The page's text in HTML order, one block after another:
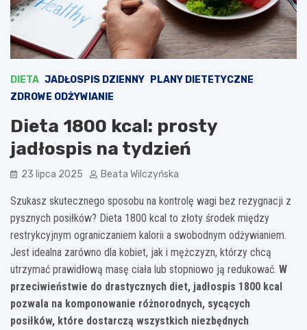
DIETA JADŁOSPIS DZIENNY
PLANY DIETETYCZNE
ZDROWE ODŻYWIANIE
Dieta 1800 kcal: prosty
jadłospis na tydzień
23 lipca 2025 Beata Wilczyńska
Szukasz skutecznego sposobu na kontrolę wagi bez rezygnacji z
pysznych posiłków? Dieta 1800 kcal to złoty środek między
restrykcyjnym ograniczaniem kalorii a swobodnym odżywianiem.
Jest idealna zarówno dla kobiet, jak i mężczyzn, którzy chcą
utrzymać prawidłową masę ciała lub stopniowo ją redukować. W
przeciwieństwie do drastycznych diet, jadłospis 1800 kcal
pozwala na komponowanie różnorodnych, sycących
posiłków, które dostarczą wszystkich niezbędnych